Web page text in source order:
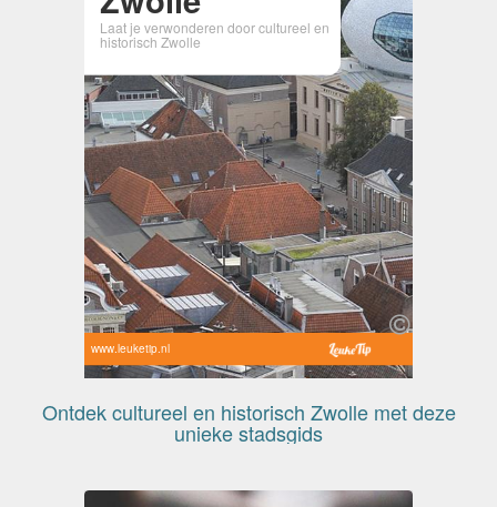
Laat je verwonderen door cultureel en
historisch Zwolle
www.leuketip.nl
Ontdek cultureel en historisch Zwolle met deze
unieke stadsgids